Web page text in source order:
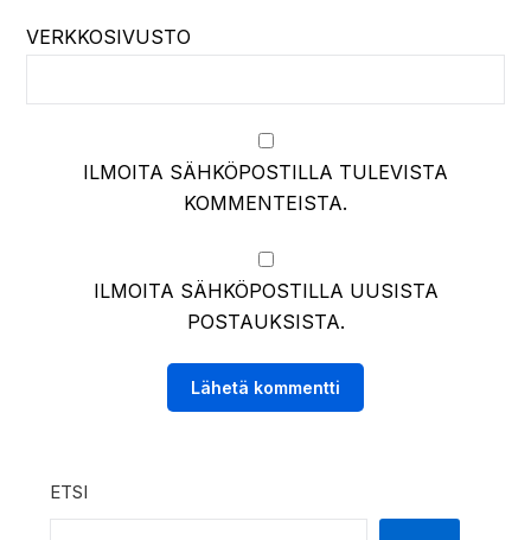
VERKKOSIVUSTO
ILMOITA SÄHKÖPOSTILLA TULEVISTA
KOMMENTEISTA.
ILMOITA SÄHKÖPOSTILLA UUSISTA
POSTAUKSISTA.
ETSI